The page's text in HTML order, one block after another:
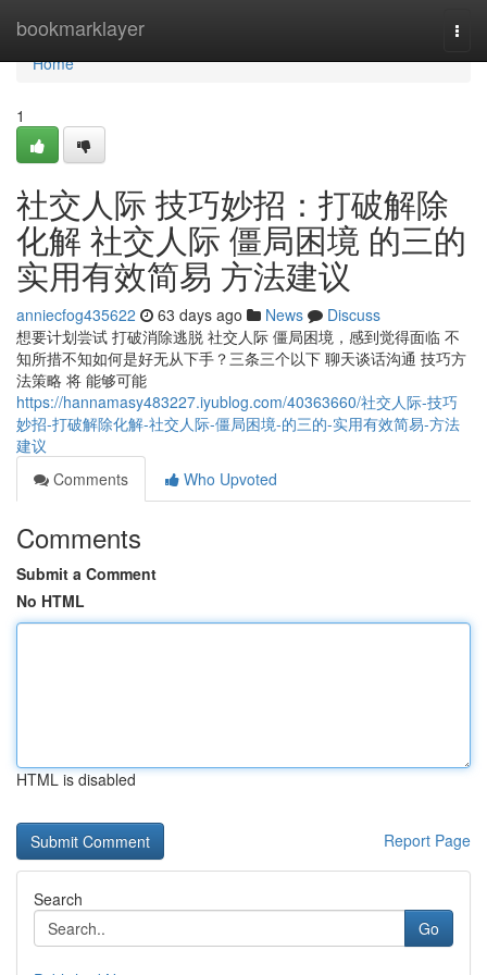
bookmarklayer
Home
Home
1
社交人际 技巧妙招：打破解除
化解 社交人际 僵局困境 的三的
实用有效简易 方法建议
anniecfog435622 63 days ago News
Discuss
想要计划尝试 打破消除逃脱 社交人际 僵局困境，感到觉得面临 不
知所措不知如何是好无从下手？三条三个以下 聊天谈话沟通 技巧方
法策略 将 能够可能
https://hannamasy483227.iyublog.com/40363660/社交人际-技巧
妙招-打破解除化解-社交人际-僵局困境-的三的-实用有效简易-方法
建议
Comments
Who Upvoted
Comments
Submit a Comment
No HTML
HTML is disabled
Report Page
Search
Go